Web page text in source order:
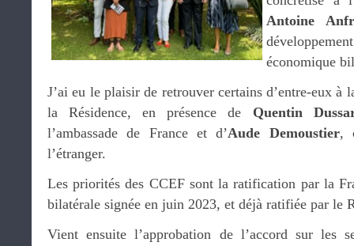
Antoine
économique
J’ai eu le plaisir de retrouver certains d’entre-eux à
la Résidence, en présence de Quentin
l’ambassade de France et d’Aude Demoustier,
l’étranger.
Les priorités des CCEF sont la ratification par la
bilatérale signée en juin 2023, et déjà ratifiée par le
Vient ensuite l’approbation de l’accord sur les